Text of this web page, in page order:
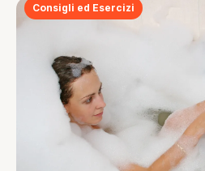
Consigli ed Esercizi